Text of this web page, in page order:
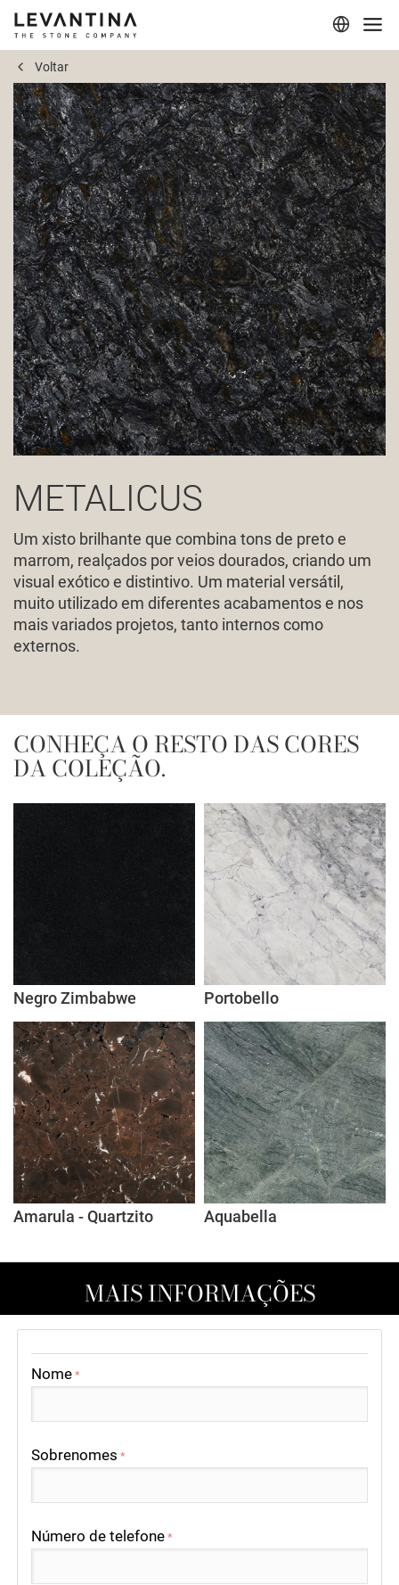
Corporativo
Materiais
Projetos
Aplicações
Profissionais
Voltar
METALICUS
Um xisto brilhante que combina tons de preto e
marrom, realçados por veios dourados, criando um
visual exótico e distintivo. Um material versátil,
muito utilizado em diferentes acabamentos e nos
mais variados projetos, tanto internos como
externos.
CONHEÇA O RESTO DAS CORES
DA COLEÇÃO.
Negro Zimbabwe Portobello
Amarula - Quartzito Aquabella
MAIS INFORMAÇÕES
Nome *
Sobrenomes *
Número de telefone *